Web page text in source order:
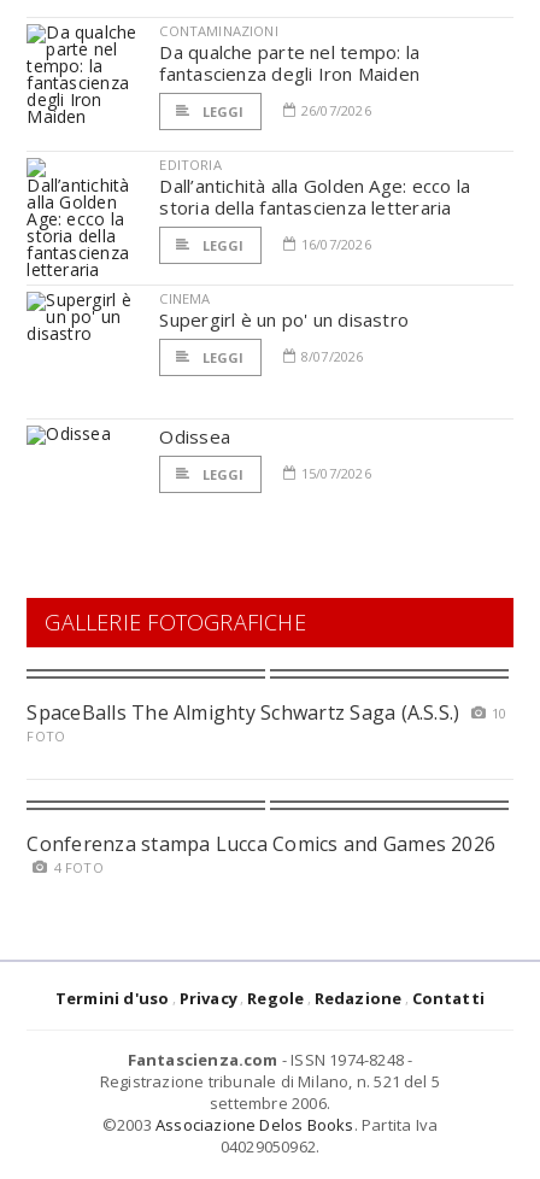
CONTAMINAZIONI
Da qualche parte nel tempo: la
fantascienza degli Iron Maiden
LEGGI 26/07/2026
EDITORIA
Dall’antichità alla Golden Age: ecco la
storia della fantascienza letteraria
LEGGI 16/07/2026
CINEMA
Supergirl è un po' un disastro
LEGGI 8/07/2026
Odissea
LEGGI 15/07/2026
GALLERIE FOTOGRAFICHE
SpaceBalls The Almighty Schwartz Saga (A.S.S.)
10
FOTO
Conferenza stampa Lucca Comics and Games 2026
4 FOTO
Termini d'uso Privacy Regole Redazione Contatti
Fantascienza.com - ISSN 1974-8248 -
Registrazione tribunale di Milano, n. 521 del 5
settembre 2006.
©2003 Associazione Delos Books. Partita Iva
04029050962.